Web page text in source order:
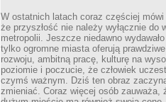
W ostatnich latach coraz częściej
że przyszłość nie należy wyłącznie do
metropolii. Jeszcze niedawno
tylko ogromne miasta oferują
rozwoju, ambitną pracę, kulturę na
poziomie i poczucie, że człowiek
czymś ważnym. Dziś ten obraz
zmieniać. Coraz więcej osób zauważa,